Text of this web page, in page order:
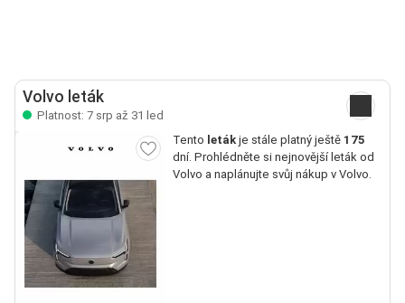
Volvo leták
Platnost: 7 srp až 31 led
Tento letákje stále platný ještě 175
dní. Prohlédněte si nejnovější leták od
Volvo a naplánujte svůj nákup v Volvo.